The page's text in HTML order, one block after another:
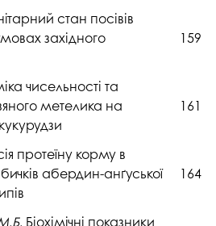
стан посівів
західного
159
чисельності та
метелика на
161
протеїну корму в
абердин-анґуської
164
Біохімічні показники